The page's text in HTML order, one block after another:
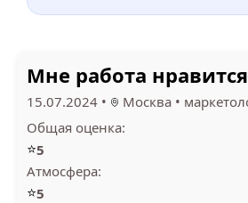
Мне работа нравится
15.07.2024 • Москва •
Общая оценка:
⭐5
Атмосфера:
⭐5